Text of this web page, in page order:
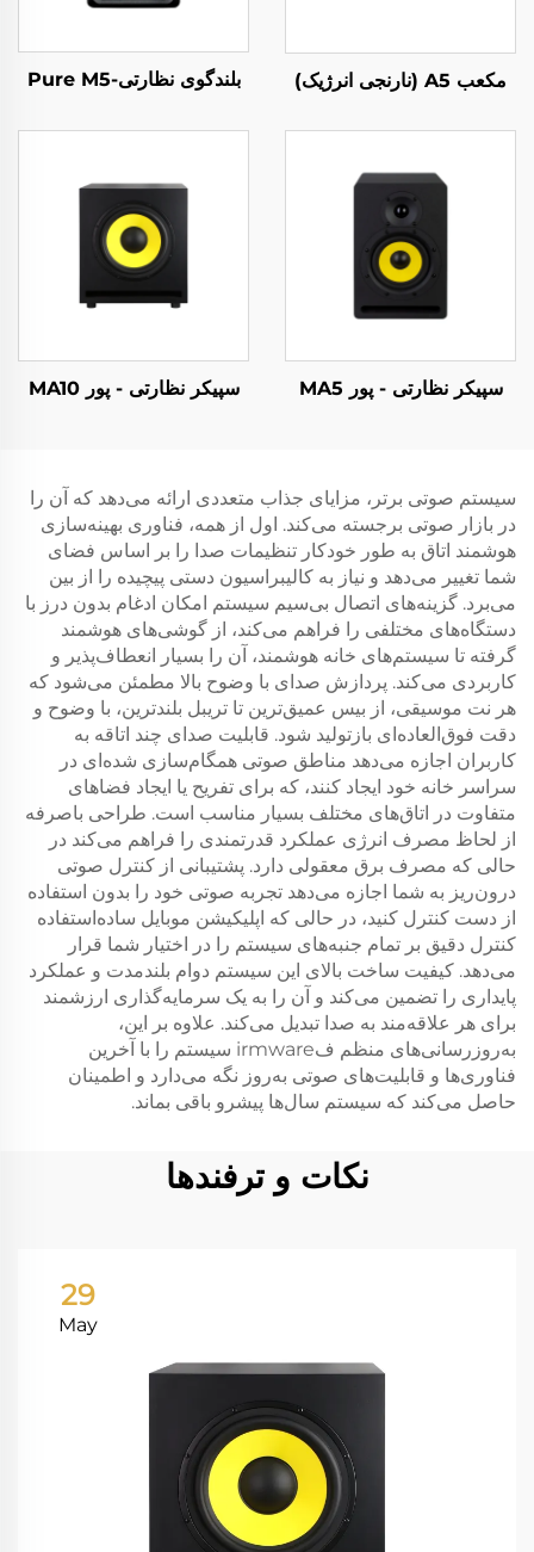
مکعب A5 (نارنجی انرژیک) بلندگوی نظارتی-Pure M5
سپیکر نظارتی - پور MA5 سپیکر نظارتی - پور MA10
سیستم صوتی برتر، مزایای جذاب متعددی ارائه می‌دهد که آن را
در بازار صوتی برجسته می‌کند. اول از همه، فناوری بهینه‌سازی
هوشمند اتاق به طور خودکار تنظیمات صدا را بر اساس فضای
شما تغییر می‌دهد و نیاز به کالیبراسیون دستی پیچیده را از بین
می‌برد. گزینه‌های اتصال بی‌سیم سیستم امکان ادغام بدون درز با
دستگاه‌های مختلفی را فراهم می‌کند، از گوشی‌های هوشمند
گرفته تا سیستم‌های خانه هوشمند، آن را بسیار انعطاف‌پذیر و
کاربردی می‌کند. پردازش صدای با وضوح بالا مطمئن می‌شود که
هر نت موسیقی، از بیس عمیق‌ترین تا تریبل بلندترین، با وضوح و
دقت فوق‌العاده‌ای بازتولید شود. قابلیت صدای چند اتاقه به
کاربران اجازه می‌دهد مناطق صوتی همگام‌سازی شده‌ای در
سراسر خانه خود ایجاد کنند، که برای تفریح یا ایجاد فضاهای
متفاوت در اتاق‌های مختلف بسیار مناسب است. طراحی باصرفه
از لحاظ مصرف انرژی عملکرد قدرتمندی را فراهم می‌کند در
حالی که مصرف برق معقولی دارد. پشتیبانی از کنترل صوتی
درون‌ریز به شما اجازه می‌دهد تجربه صوتی خود را بدون استفاده
از دست کنترل کنید، در حالی که اپلیکیشن موبایل ساده‌استفاده
کنترل دقیق بر تمام جنبه‌های سیستم را در اختیار شما قرار
می‌دهد. کیفیت ساخت بالای این سیستم دوام بلندمدت و عملکرد
پایداری را تضمین می‌کند و آن را به یک سرمایه‌گذاری ارزشمند
برای هر علاقه‌مند به صدا تبدیل می‌کند. علاوه بر این،
به‌روزرسانی‌های منظم فirmware سیستم را با آخرین
فناوری‌ها و قابلیت‌های صوتی به‌روز نگه می‌دارد و اطمینان
حاصل می‌کند که سیستم سال‌ها پیشرو باقی بماند.
نکات و ترفندها
29
May